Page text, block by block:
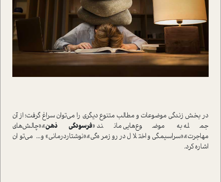
در بخش زندگي موضوعات و مطالب متنوع ديگري را مي‌توان سراغ گرفت؛ از آن
جمله به موضوع‌هايي مانند «فرسودگي ذهن»،«چالش‌هاي
مهاجرت»،«سراسيمگي و اختلال در روزمره‌گي»،«نوشتاردرماني» و... مي‌توان
اشاره کرد.